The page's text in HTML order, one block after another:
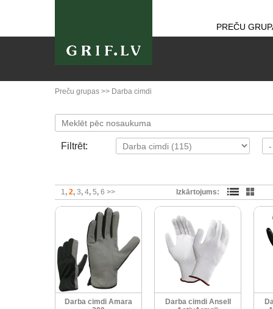
PREČU
Preču grupas >> Darba cimdi
Filtrēt:
1 2 3 4 5 6 >> Izkārtojums:
Darba cimdi Amara
Darba cimdi Ansell